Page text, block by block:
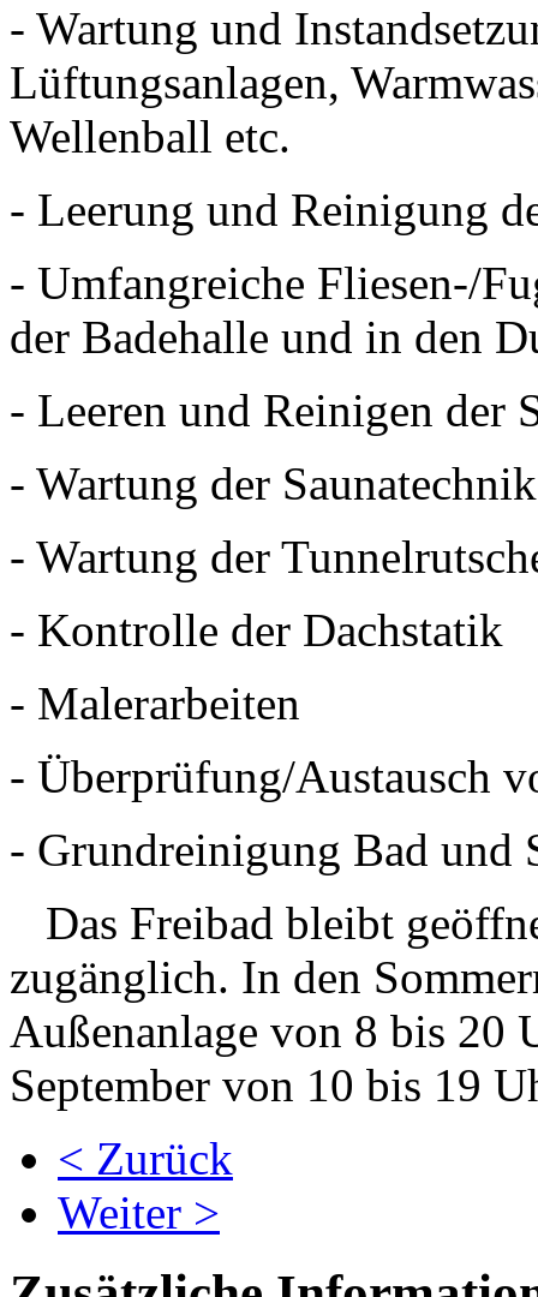
- Wartung und
Lüftungsanlagen,
Wellenball etc.
- Leerung und Reinigung
- Umfangreiche Fliesen-/
der Badehalle und in den
- Leeren und Reinigen der
- Wartung der
- Wartung der
- Kontrolle der Dachstatik
- Malerarbeiten
- Überprüfung/Austausch
- Grundreinigung Bad und
Das Freibad bleibt
zugänglich. In den
Außenanlage von 8 bis 20
September von 10 bis 19
< Zurück
Weiter >